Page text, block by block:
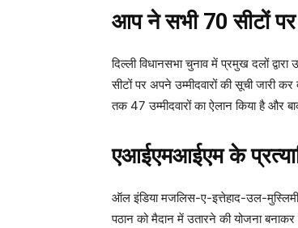
आप ने सभी 70 सीटों पर
दिल्ली विधानसभा चुनाव में प्रमुख दलों
सीटों पर अपने उम्मीदवारों की सूची जारी
तक 47 उम्मीदवारों का ऐलान किया है और
एआईएमआईएम के
ऑल इंडिया मजलिस-ए-इत्तेहाद-उल-
पठान को मैदान में उतारने की योजना बनाकर